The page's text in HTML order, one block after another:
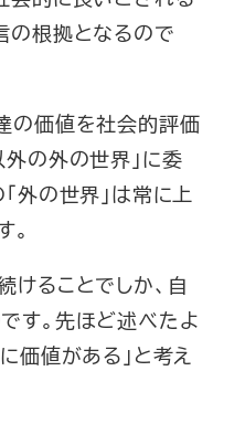
の根拠となるので
の価値を社会的評価
の外の世界」に委
外の世界」は常に上
。
けることでしか、自
す。先ほど述べたよ
価値がある」と考え